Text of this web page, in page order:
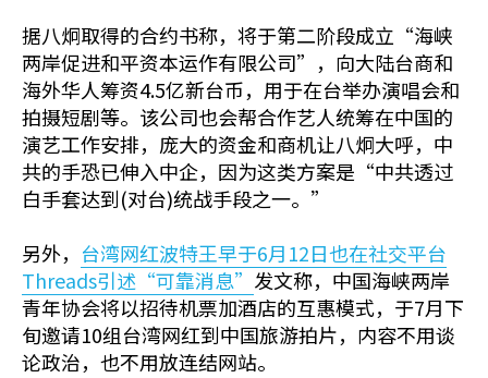
据八炯取得的合约书称，将于第二阶段成立“海峡
两岸促进和平资本运作有限公司”，向大陆台商和
海外华人筹资4.5亿新台币，用于在台举办演唱会和
拍摄短剧等。该公司也会帮合作艺人统筹在中国的
演艺工作安排，庞大的资金和商机让八炯大呼，中
共的手恐已伸入中企，因为这类方案是“中共透过
白手套达到(对台)统战手段之一。”
另外， 台湾网红波特王早于6月12日也在社交平台
Threads引述“可靠消息” 发文称，中国海峡两岸
青年协会将以招待机票加酒店的互惠模式，于7月下
旬邀请10组台湾网红到中国旅游拍片，内容不用谈
论政治，也不用放连结网站。